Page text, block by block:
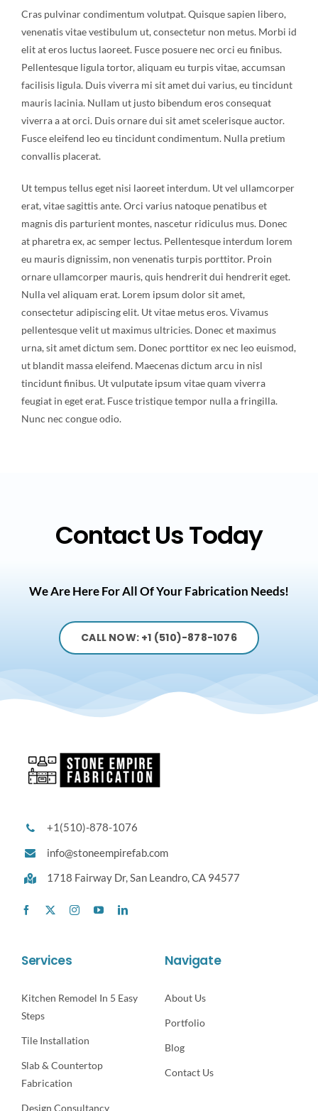
Cras pulvinar condimentum volutpat. Quisque sapien libero,
venenatis vitae vestibulum ut, consectetur non metus. Morbi id
elit at eros luctus laoreet. Fusce posuere nec orci eu finibus.
Pellentesque ligula tortor, aliquam eu turpis vitae, accumsan
facilisis ligula. Duis viverra mi sit amet dui varius, eu tincidunt
mauris lacinia. Nullam ut justo bibendum eros consequat
viverra a at orci. Duis ornare dui sit amet scelerisque auctor.
Fusce eleifend leo eu tincidunt condimentum. Nulla pretium
convallis placerat.
Ut tempus tellus eget nisi laoreet interdum. Ut vel ullamcorper
erat, vitae sagittis ante. Orci varius natoque penatibus et
magnis dis parturient montes, nascetur ridiculus mus. Donec
at pharetra ex, ac semper lectus. Pellentesque interdum lorem
eu mauris dignissim, non venenatis turpis porttitor. Proin
ornare ullamcorper mauris, quis hendrerit dui hendrerit eget.
Nulla vel aliquam erat. Lorem ipsum dolor sit amet,
consectetur adipiscing elit. Ut vitae metus eros. Vivamus
pellentesque velit ut maximus ultricies. Donec et maximus
urna, sit amet dictum sem. Donec porttitor ex nec leo euismod,
ut blandit massa eleifend. Maecenas dictum arcu in nisl
tincidunt finibus. Ut vulputate ipsum vitae quam viverra
feugiat in eget erat. Fusce tristique tempor nulla a fringilla.
Nunc nec congue odio.
Contact Us Today
We Are Here For All Of Your Fabrication Needs!
CALL NOW: +1 (510)-878-1076
+1(510)-878-1076
info@stoneempirefab.com
1718 Fairway Dr,San Leandro, CA 94577
Services
Kitchen Remodel In 5 Easy
Steps
Tile Installation
Slab & Countertop
Fabrication
Design Consultancy
Navigate
About Us
Portfolio
Blog
Contact Us